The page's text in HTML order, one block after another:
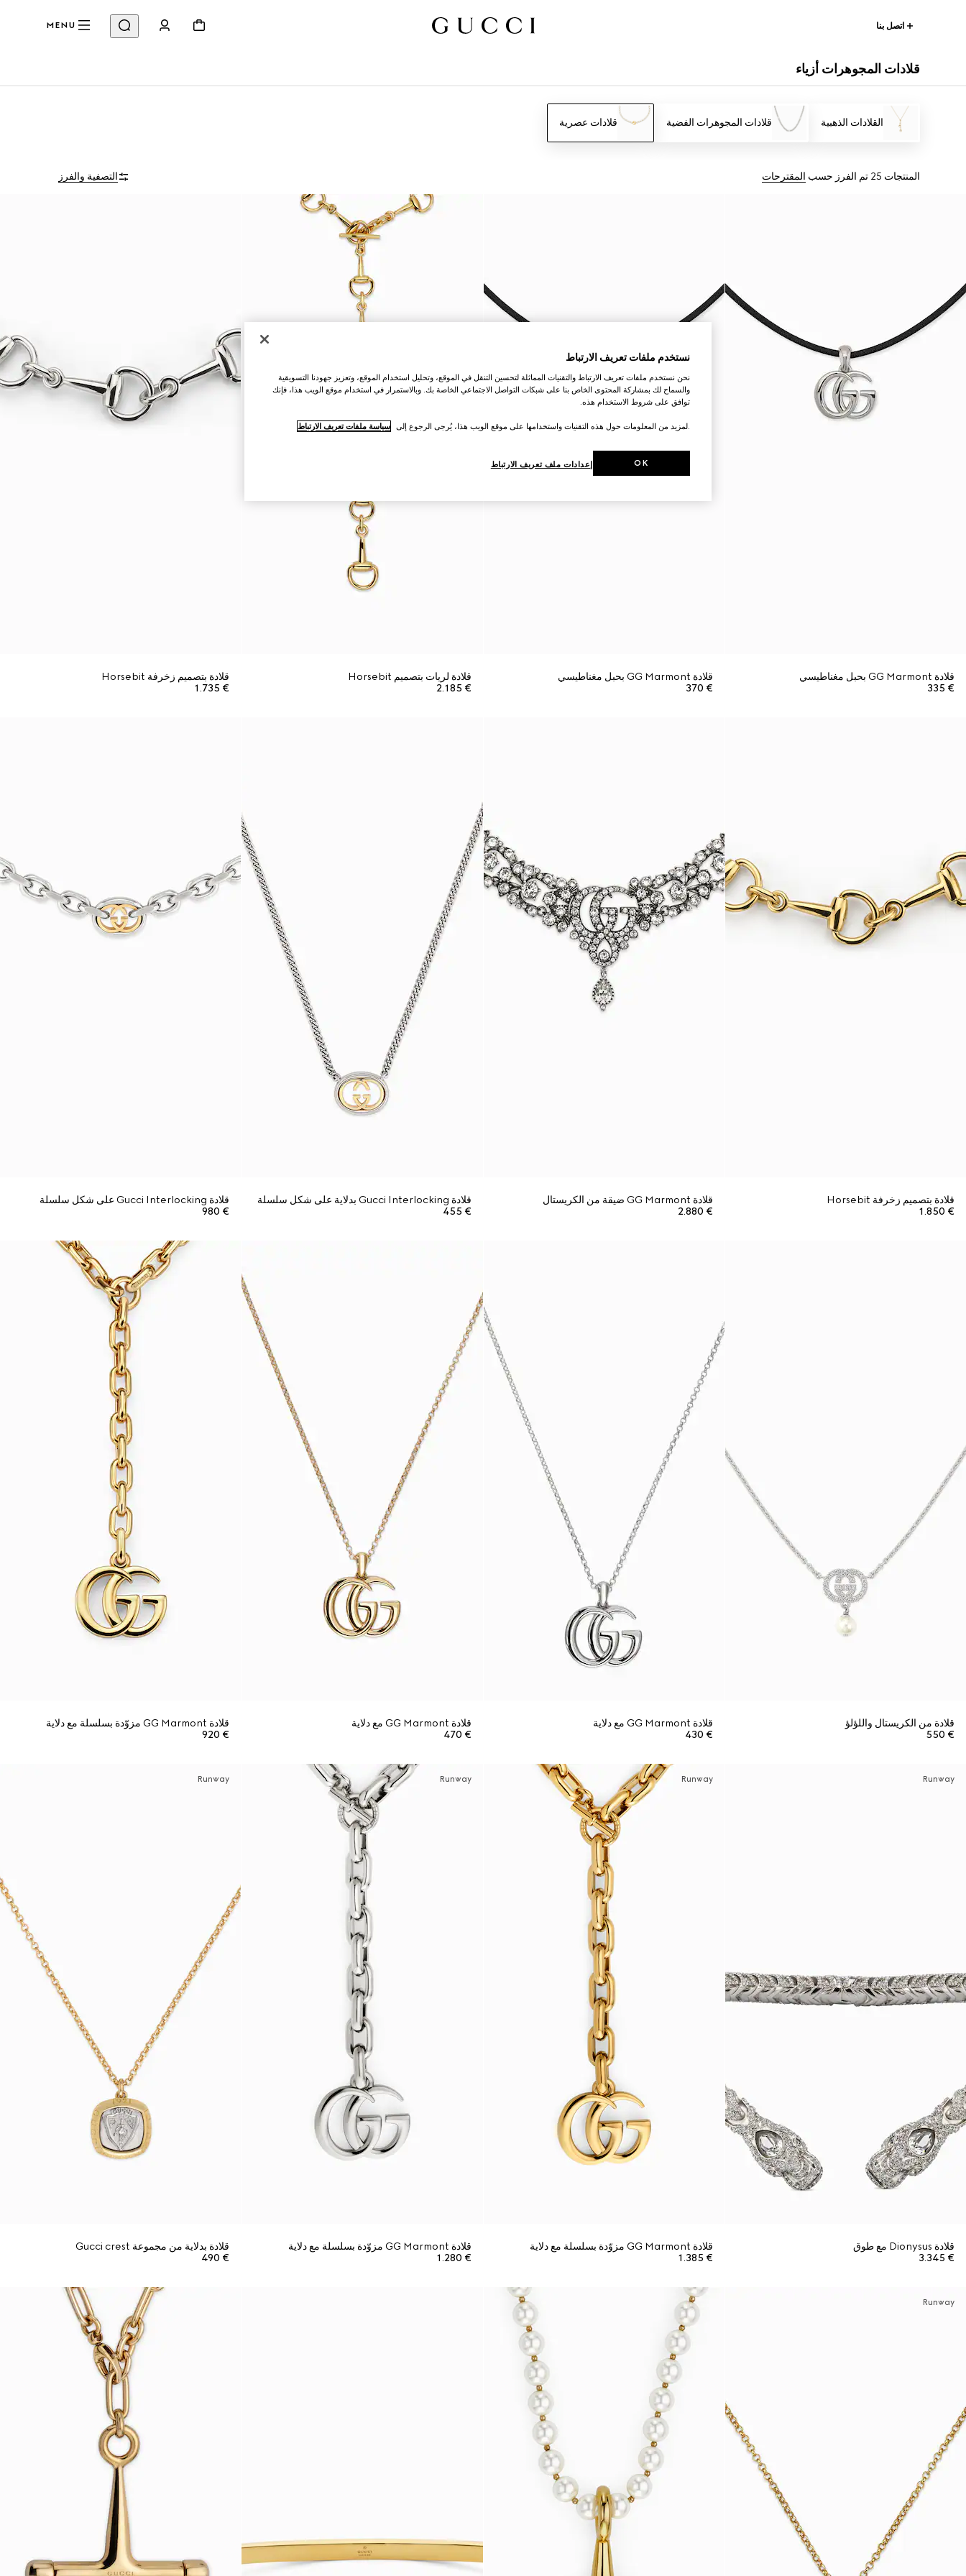
اتصل بنا MENU
قلادات المجوهرات أزياء
القلادات الذهبية قلادات المجوهرات الفضية قلادات عصرية
المنتجات 25 تم الفرز حسب المقترحات التصفية والفرز
قلادة GG Marmont بحبل مغناطيسي
€ 335
قلادة GG Marmont بحبل مغناطيسي
€ 370
قلادة لريات بتصميم Horsebit
€ 2.185
قلادة بتصميم زخرفة Horsebit
€ 1.735
قلادة بتصميم زخرفة Horsebit
€ 1.850
قلادة GG Marmont ضيقة من الكريستال
€ 2.880
قلادة Gucci Interlocking بدلاية على شكل سلسلة
€ 455
قلادة Gucci Interlocking على شكل سلسلة
€ 980
قلادة من الكريستال واللؤلؤ
€ 550
قلادة GG Marmont مع دلاية
€ 430
قلادة GG Marmont مع دلاية
€ 470
قلادة GG Marmont مزوّدة بسلسلة مع دلاية
€ 920
Runway
قلادة Dionysus مع طوق
€ 3.345
Runway
قلادة GG Marmont مزوّدة بسلسلة مع دلاية
€ 1.385
Runway
قلادة GG Marmont مزوّدة بسلسلة مع دلاية
€ 1.280
Runway
قلادة بدلاية من مجموعة Gucci crest
€ 490
Runway
نستخدم ملفات تعريف الارتباط
نحن نستخدم ملفات تعريف الارتباط والتقنيات المماثلة لتحسين التنقل في الموقع، وتحليل استخدام الموقع، وتعزيز جهودنا التسويقية
والسماح لك بمشاركة المحتوى الخاص بنا على شبكات التواصل الاجتماعي الخاصة بك. وبالاستمرار في استخدام موقع الويب هذا، فإنك
توافق على شروط الاستخدام هذه.
.لمزيد من المعلومات حول هذه التقنيات واستخدامها على موقع الويب هذا، يُرجى الرجوع إلى سياسة ملفات تعريف الارتباط
إعدادات ملف تعريف الارتباط OK